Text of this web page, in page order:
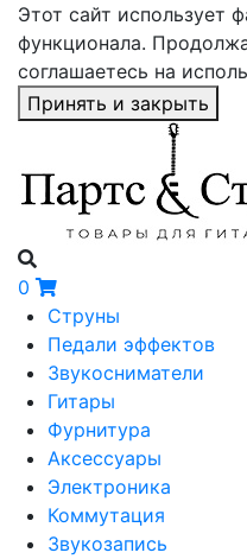
Этот сайт использует
функционала.
соглашаетесь на
Принять и закрыть
0
Струны
Педали эффектов
Звукосниматели
Гитары
Фурнитура
Аксессуары
Электроника
Коммутация
Звукозапись